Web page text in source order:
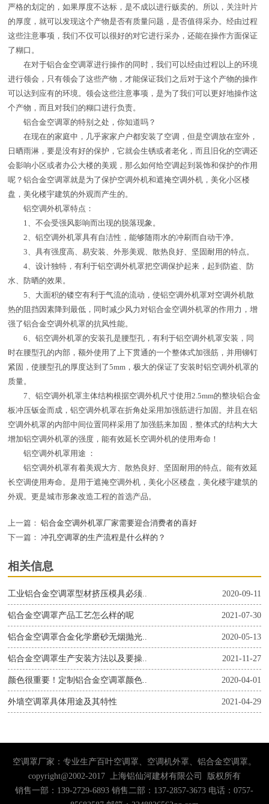
严格的划定的，如果厚度不达标，是不成以进行贩卖的。所以，关注叶片
的厚度，就可以发现这个产物是否有质量问题，是否值得采办。经由过程
这些注意事项，我们不仅可以很好的对它进行采办，还能在操作方面保证
了糊口。
在对于铝合金空调罩进行操作的同时，我们可以经由过程以上的环境
进行领会，只有领会了这些产物，才能保证我们之后对于这个产物的操作
可以达到应有的环境。领会这些注意事项，是为了我们可以更好地操作这
个产物，而且对我们的糊口进行负责。
铝合金空调罩的特别之处，你知道吗？
在现在的家庭中，几乎家家户户都安装了空调，但是空调放在室外，
日晒雨淋，要是没有好的保护，它就会生锈或者老化，而且旧化的空调还
会影响小区或者办公大楼的美观，那么如何给空调起到装饰和保护的作用
呢？铝合金空调罩就是为了保护空调外机和遮掩空调外机，美化小区楼
盘，美化楼宇建筑的外观而产生的。
铝空调外机罩特点：
1、不会受强风影响而出现的脱落现象。
2、铝空调外机罩具有自洁性，能够随雨水的冲刷而自动干净。
3、具有强度高、易安装、外形美观、散热良好、坚固耐用的特点。
4、设计独特，有利于铝空调外机罩把空调保护起来，起到防盗、防
水、防晒的效果。
5、大面积的镂空有利于气流的流动，使铝空调外机罩对空调外机散
热的阻挡因素降到最低，同时减少风力对铝合金空调外机罩的作用力，增
强了铝合金空调外机罩的抗风性能。
6、铝空调外机罩的安装孔是腰型孔，有利于铝空调外机罩安装，同
时在腰型孔的内部，额外使用了上下贯通的一个整体式加强筋，并用铆钉
紧固，使腰型孔的厚度达到了5mm，极大的保证了安装时铝空调外机罩的
质量。
7、铝空调外机罩主体结构根据空调外机尺寸使用2.5mm的整块铝合金
板冲压钣金而成，铝空调外机罩在折角处采用加强筋进行加固。并且在铝
空调外机罩的内部中间位置同样采用了加强筋来加固，整体式的结构大大
增加铝空调外机罩的强度，能有效延长空调外机的使用寿命！
铝空调外机罩用途 ：
铝空调外机罩有着美观大方、散热良好、坚固耐用的特点。能有效延
长空调使用寿命。是用于遮掩空调外机，美化小区楼盘，美化楼宇建筑的
外观。更是城市形象改造工程的首选产品。
上一篇： 铝合金空调外机罩厂家需要迎合消费者的喜好
下一篇： 冲孔空调罩的生产流程是什么样的？
相关信息
2020-09-11
工业铝合金空调罩型材挤压模具必须..
2021-07-30
铝合金空调罩产品工艺怎么样的呢
2020-05-13
铝合金空调罩合金化学磨砂无烟抛光..
2021-11-27
铝合金空调罩生产安装方法以及要操..
2020-04-01
颜色很重要！定制铝合金空调罩颜色..
2021-04-29
外墙空调罩具体用途及其特性
空调罩厂家：专业生产百叶空调罩、空调机外罩、铝合金空调罩。
copyright@2002-2017 上海铝仙河建材有限公司 版权所有
销售一部：139-2729-6893 销售二部：137-2857-3673 电话：0757-